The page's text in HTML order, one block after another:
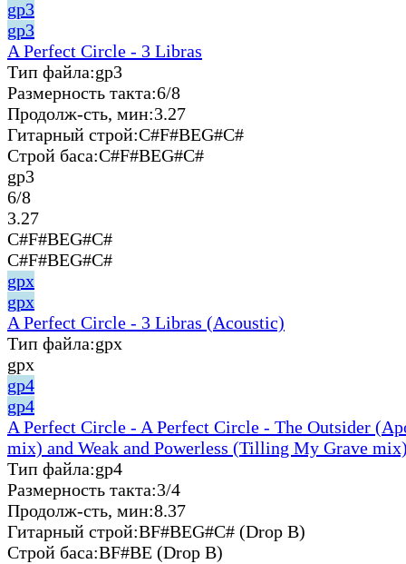
gp3
gp3
A Perfect Circle - 3 Libras
Тип файла:gp3
Размерность такта:6/8
Продолж-сть, мин:3.27
Гитарный строй:C#F#BEG#C#
Строй баса:C#F#BEG#C#
gp3
6/8
3.27
C#F#BEG#C#
C#F#BEG#C#
gpx
gpx
A Perfect Circle - 3 Libras (Acoustic)
Тип файла:gpx
gpx
gp4
gp4
A Perfect Circle - A Perfect Circle - The Outsider
mix) and Weak and Powerless (Tilling My Grave
Тип файла:gp4
Размерность такта:3/4
Продолж-сть, мин:8.37
Гитарный строй:BF#BEG#C# (Drop B)
Строй баса:BF#BE (Drop B)